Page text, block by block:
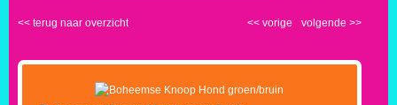
<< terug naar overzicht volgende >>
<< vorige